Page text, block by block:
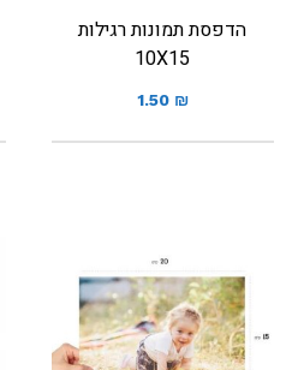
הדפסת תמונות רגילות
10X15
1.50 ₪